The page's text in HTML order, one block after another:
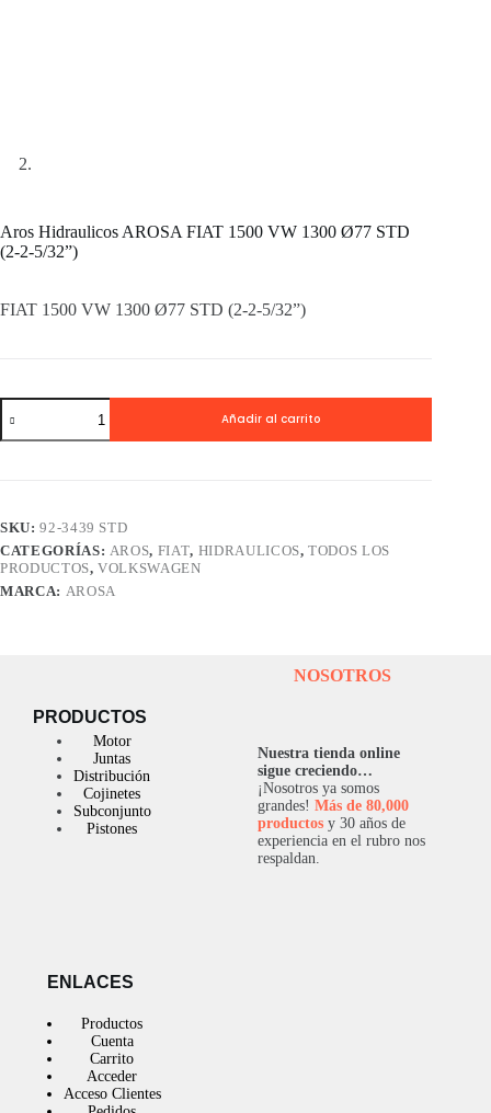
Aros Hidraulicos AROSA FIAT 1500 VW 1300 Ø77 STD
(2-2-5/32”)
FIAT 1500 VW 1300 Ø77 STD (2-2-5/32”)
Aros
Hidraulicos
AROSA
Ø77
STD
(2-
2-
Añadir al carrito
SKU:92-3439 STD
CATEGORÍAS: AROS, FIAT, HIDRAULICOS,TODOS LOS
PRODUCTOS,VOLKSWAGEN
MARCA: AROSA
PRODUCTOS
Motor
Juntas
Distribución
Cojinetes
Subconjunto
Pistones
NOSOTROS
Nuestra tienda online
sigue creciendo…
¡Nosotros ya somos
grandes!Más de 80,000
productos y 30 años de
experiencia en el rubro nos
respaldan.
ENLACES
Productos
Cuenta
Carrito
Acceder
Acceso Clientes